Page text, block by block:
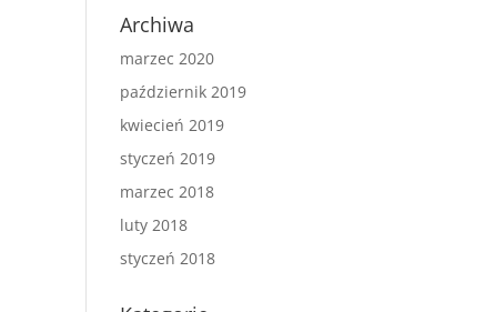
Archiwa
marzec 2020
październik 2019
kwiecień 2019
styczeń 2019
marzec 2018
luty 2018
styczeń 2018